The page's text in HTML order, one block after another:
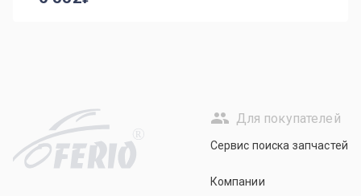
R
Для покупателей
Сервис поиска запчастей
Компании